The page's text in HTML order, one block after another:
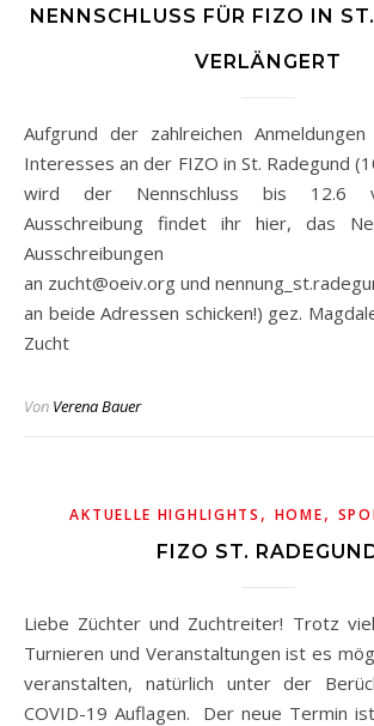
NENNSCHLUSS FÜR FIZO IN
VERLÄNGERT
Aufgrund der zahlreichen Anmeldungen und des hohen
Interesses an der FIZO in St. Radegund
wird der Nennschluss bis 12.6
Ausschreibung findet ihr hier, das
an zucht@oeiv.org und
an beide Adressen schicken!) gez.
Zucht
Von Verena Bauer
AKTUELLE HIGHLIGHTS , HOME,
FIZO ST.
Liebe Züchter und Zuchtreiter! Trotz vieler Absagen von
Turnieren und Veranstaltungen ist es
veranstalten, natürlich unter der
COVID-19 Auflagen. Der neue Termin